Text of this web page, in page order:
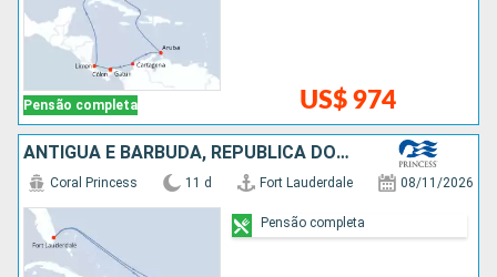
Pensão completa US$ 974
ANTIGUA E BARBUDA, REPUBLICA DOMINICANA, ESTADOS UNIDOS
Coral Princess 11 d Fort Lauderdale 08/11/2026
Pensão completa